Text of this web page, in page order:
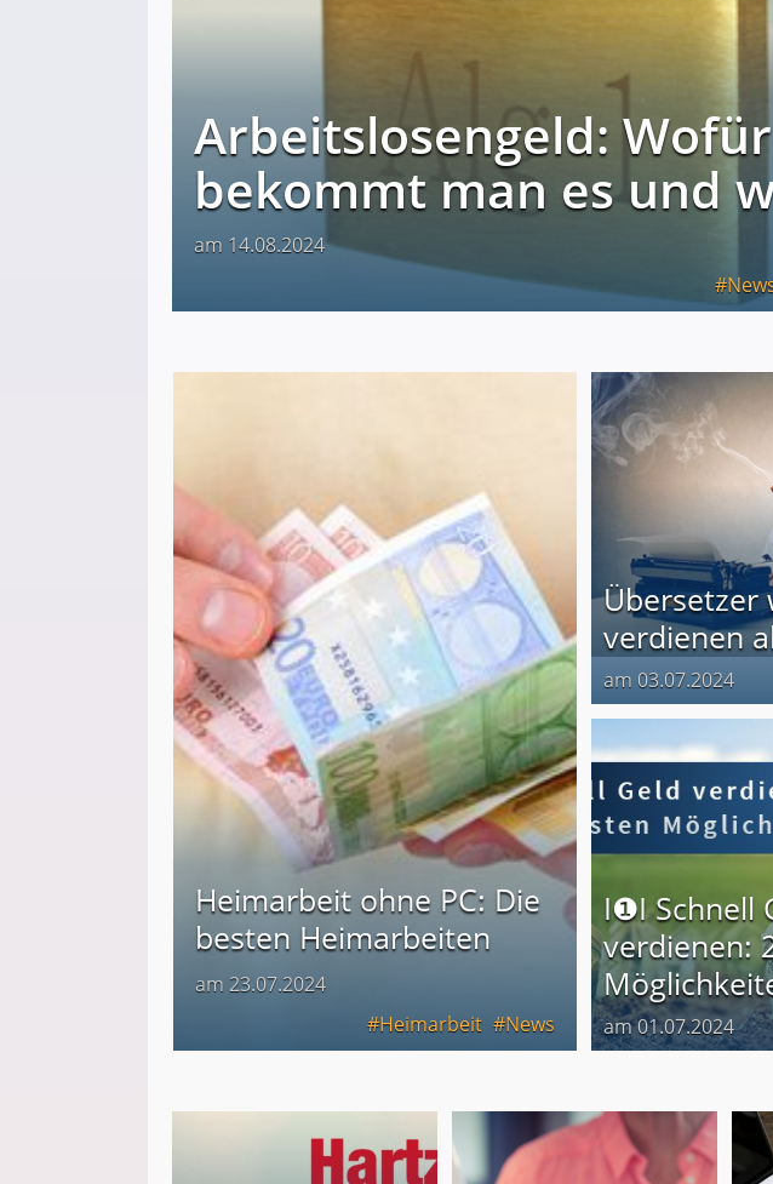
Arbeitslosengeld: Wofür
bekommt man es und
am 14.08.2024
Heimarbeit ohne PC: Die
besten Heimarbeiten
am 23.07.2024
Heimarbeit
News
Übersetzer
verdienen
am 03.07.2024
I❶I Schnell
verdienen:
am 01.07.2024
Nach
I❶I Schnell